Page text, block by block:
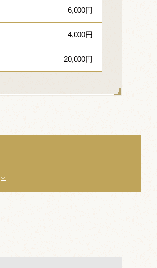
6,000円
4,000円
20,000円